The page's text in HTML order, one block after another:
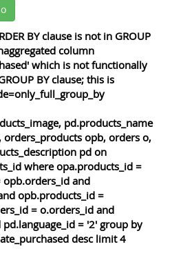
BY clause is not in GROUP
column
which is not functionally
BY clause; this is
pd.products_name
opb, orders o,
pd on
where opa.products_id =
and
opb.products_id =
= o.orders_id and
= '2' group by
desc limit 4